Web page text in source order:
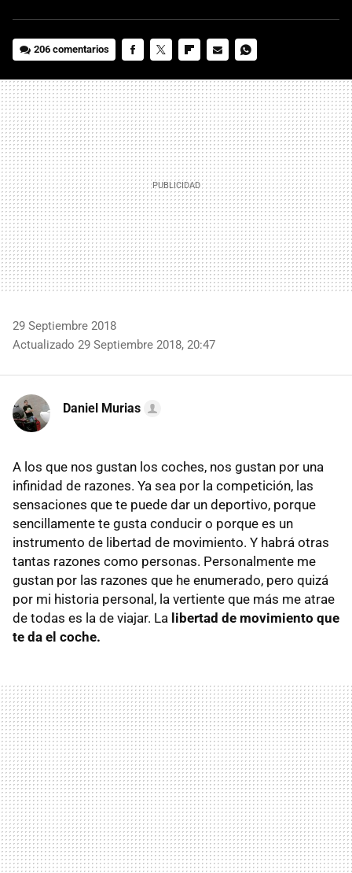
206 comentarios
MAIL
29 Septiembre 2018
Actualizado 29 Septiembre 2018, 20:47
Daniel Murias
A los que nos gustan los coches, nos gustan por una
infinidad de razones. Ya sea por la competición, las
sensaciones que te puede dar un deportivo, porque
sencillamente te gusta conducir o porque es un
instrumento de libertad de movimiento. Y habrá otras
tantas razones como personas. Personalmente me
gustan por las razones que he enumerado, pero quizá
por mi historia personal, la vertiente que más me atrae
de todas es la de viajar. La libertad de movimiento que
te da el coche.